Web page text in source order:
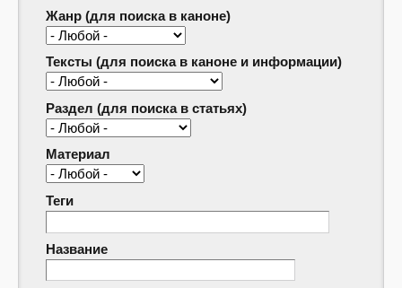
Жанр (для поиска в каноне)
Тексты (для поиска в каноне и информации)
Раздел (для поиска в статьях)
Материал
Теги
Название